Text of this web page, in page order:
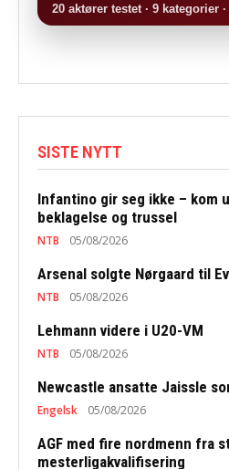
20 aktører testet · 9 kategorier
SISTE NYTT
Infantino gir seg ikke – kom
beklagelse og trussel
NTB 05/08/2026
Arsenal solgte Nørgaard til
NTB 05/08/2026
Lehmann videre i U20-VM
NTB 05/08/2026
Newcastle ansatte Jaissle
Engelsk 05/08/2026
AGF med fire nordmenn fra
mesterligakvalifisering